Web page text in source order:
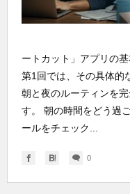
ートカット」アプリの
第1回では、その具体的
朝と夜のルーティンを
す。 朝の時間をどう過
ールをチェック...
0